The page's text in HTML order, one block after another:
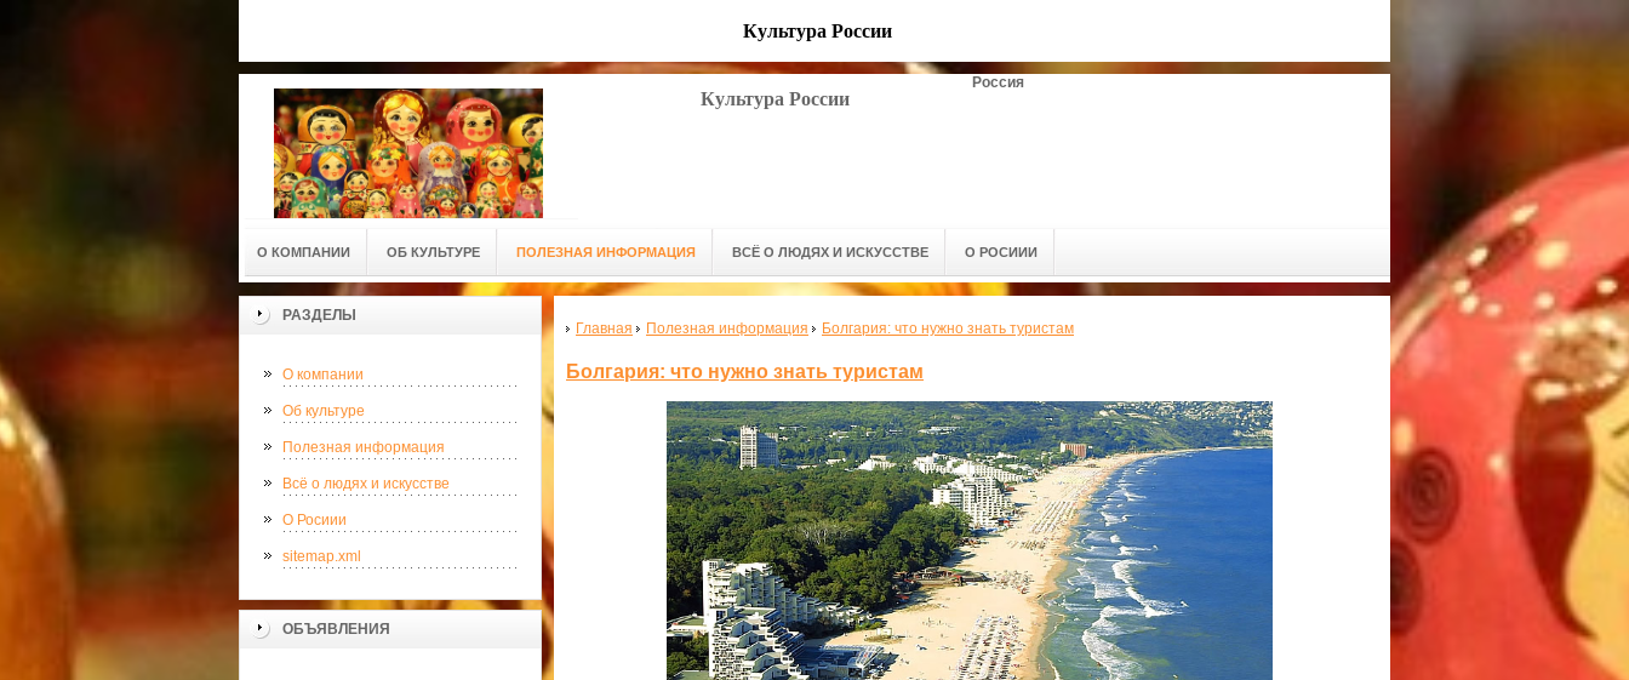
Культура России
Культура России
Россия
О КОМПАНИИ ОБ КУЛЬТУРЕ ПОЛЕЗНАЯ ИНФОРМАЦИЯ ВСЁ О ЛЮДЯХ И ИСКУССТВЕ О РОСИИИ
РАЗДЕЛЫ
О компании
Об культуре
Полезная информация
Всё о людях и искусстве
О Росиии
sitemap.xml
ОБЪЯВЛЕНИЯ
Главная Полезная информация Болгария: что нужно знать туристам
Болгария: что нужно знать туристам